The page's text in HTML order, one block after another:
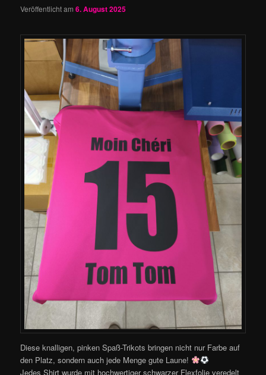
Veröffentlicht am6. August 2025
Diese knalligen, pinken Spaß-Trikots bringen nicht nur Farbe auf
den Platz, sondern auch jede Menge gute Laune!
Jedes Shirt wurde mit hochwertiger schwarzer Flexfolie veredelt